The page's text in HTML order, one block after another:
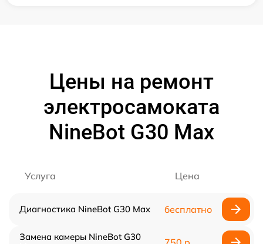
Цены на ремонт
электросамоката
NineBot G30 Max
Услуга Цена
Диагностика NineBot G30 Max бесплатно
Замена камеры NineBot G30